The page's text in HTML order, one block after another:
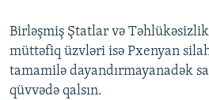
Birləşmiş Ştatlar və Təhlükəsizlik
müttəfiq üzvləri isə Pxenyan
tamamilə dayandırmayanadək
qüvvədə qalsın.